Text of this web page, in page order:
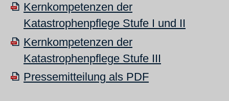
Kernkompetenzen der
Katastrophenpflege Stufe I und II
Kernkompetenzen der
Katastrophenpflege Stufe III
Pressemitteilung als PDF